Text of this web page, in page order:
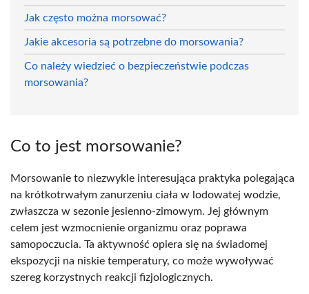
Jak często można morsować?
Jakie akcesoria są potrzebne do morsowania?
Co należy wiedzieć o bezpieczeństwie podczas
morsowania?
Co to jest morsowanie?
Morsowanie to niezwykle interesująca praktyka polegająca
na krótkotrwałym zanurzeniu ciała w lodowatej wodzie,
zwłaszcza w sezonie jesienno-zimowym. Jej głównym
celem jest wzmocnienie organizmu oraz poprawa
samopoczucia. Ta aktywność opiera się na świadomej
ekspozycji na niskie temperatury, co może wywoływać
szereg korzystnych reakcji fizjologicznych.